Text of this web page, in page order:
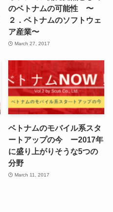
のベトナムの可能性 〜
２．ベトナムのソフトウェ
ア産業〜
March 27, 2017
ベトナムのモバイル系スタ
ートアップの今 ー2017年
に盛り上がりそうな5つの
分野
March 11, 2017